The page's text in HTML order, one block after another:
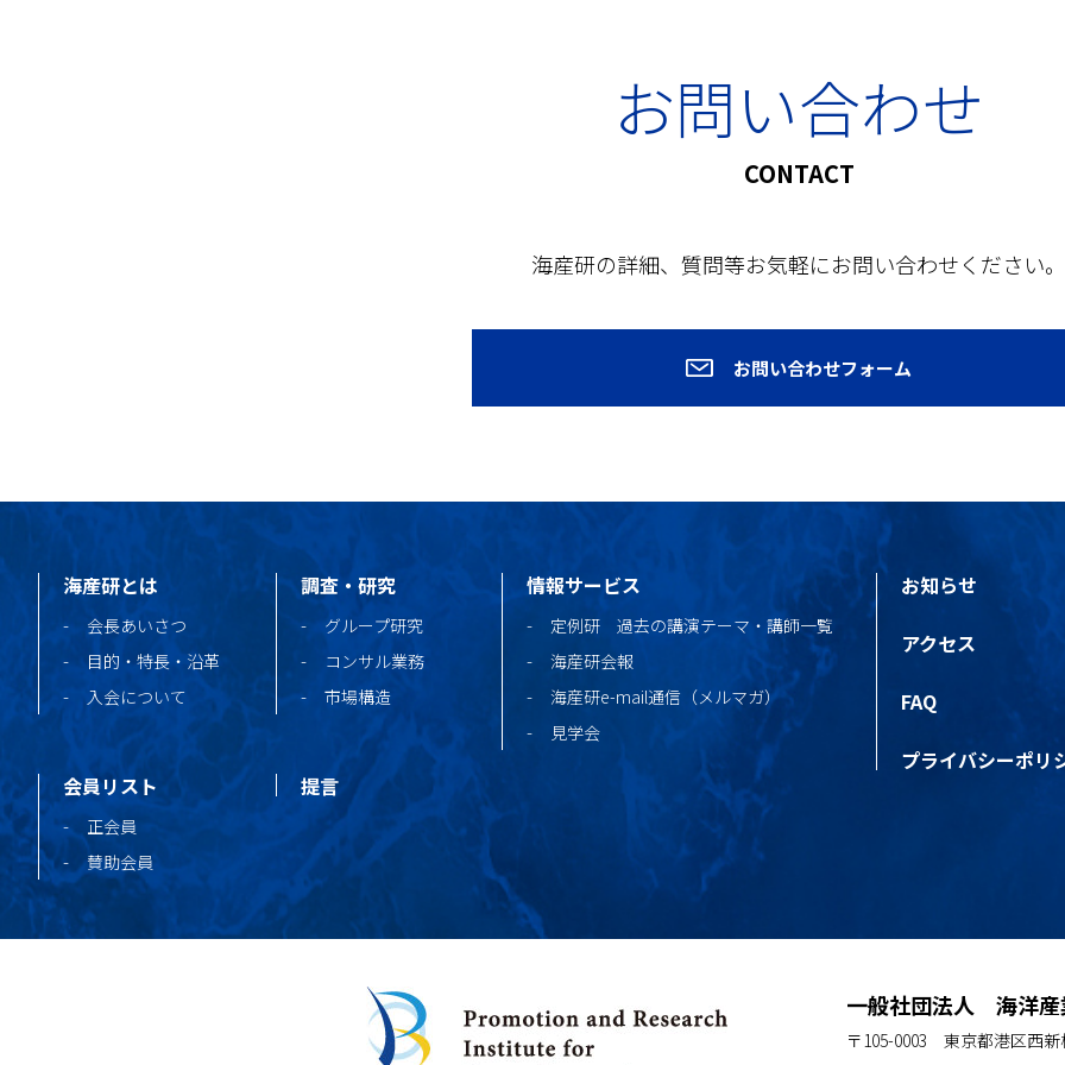
お問い合わせ
CONTACT
海産研の詳細、質問等お気軽にお問い合わせください。
お問い合わせフォーム
海産研とは
会長あいさつ
目的・特長・沿革
入会について
会員リスト
正会員
賛助会員
調査・研究
グループ研究
コンサル業務
市場構造
提言
情報サービス
定例研 過去の講演テーマ・講師一覧
海産研会報
海産研e-mail通信（メルマガ）
見学会
お知らせ
アクセス
FAQ
プライバシーポリ
一般社団法人 海洋産
〒105-0003 東京都港区西新